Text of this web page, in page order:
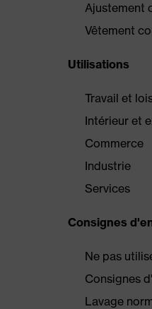
Ajustement
Vêtement
Utilisations
Travail et
Intérieur et
Commerce
Industrie
Services
Consignes
Ne pas
Consignes
Lavage